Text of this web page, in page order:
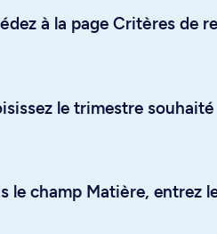
à la page Critères de
le trimestre souhaité
le champ Matière, entrez